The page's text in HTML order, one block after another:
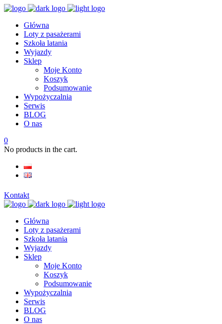
Główna
Loty z pasażerami
Szkoła latania
Wyjazdy
Sklep
Moje Konto
Koszyk
Podsumowanie
Wypożyczalnia
Serwis
BLOG
O nas
0
No products in the cart.
Kontakt
Główna
Loty z pasażerami
Szkoła latania
Wyjazdy
Sklep
Moje Konto
Koszyk
Podsumowanie
Wypożyczalnia
Serwis
BLOG
O nas